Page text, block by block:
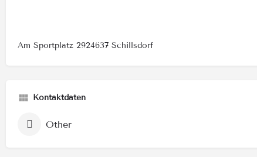
Am Sportplatz 2924637 Schillsdorf
Kontaktdaten
Other